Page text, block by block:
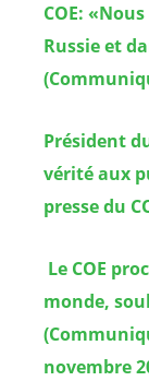
COE:
Russie et
Président
vérité aux
presse du
Le COE
monde,
novembre